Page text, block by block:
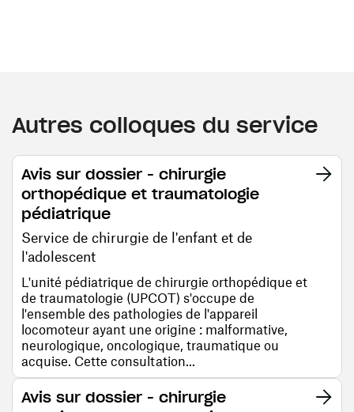
Autres colloques du service
Avis sur dossier - chirurgie
orthopédique et traumatologie
pédiatrique
Service de chirurgie de l'enfant et de
l'adolescent
L'unité pédiatrique de chirurgie orthopédique et
de traumatologie (UPCOT) s'occupe de
l'ensemble des pathologies de l'appareil
locomoteur ayant une origine : malformative,
neurologique, oncologique, traumatique ou
acquise. Cette consultation...
Avis sur dossier - chirurgie